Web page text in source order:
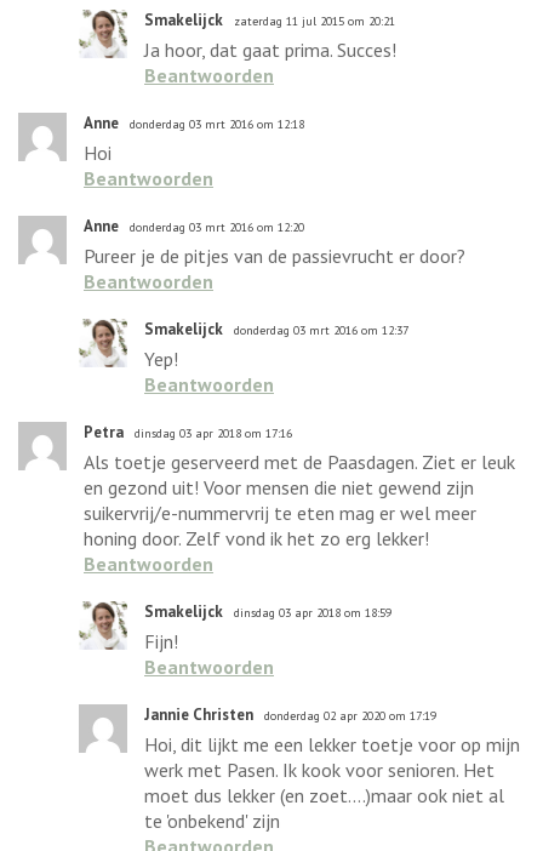
Smakelijck zaterdag 11 jul 2015 om 20:21
Ja hoor, dat gaat prima. Succes!
Beantwoorden
Anne donderdag 03 mrt 2016 om 12:18
Hoi
Beantwoorden
Anne donderdag 03 mrt 2016 om 12:20
Pureer je de pitjes van de passievrucht er door?
Beantwoorden
Smakelijck donderdag 03 mrt 2016 om 12:37
Yep!
Beantwoorden
Petra dinsdag 03 apr 2018 om 17:16
Als toetje geserveerd met de Paasdagen. Ziet er leuk
en gezond uit! Voor mensen die niet gewend zijn
suikervrij/e-nummervrij te eten mag er wel meer
honing door. Zelf vond ik het zo erg lekker!
Beantwoorden
Smakelijck dinsdag 03 apr 2018 om 18:59
Fijn!
Beantwoorden
Jannie Christen donderdag 02 apr 2020 om 17:19
Hoi, dit lijkt me een lekker toetje voor op mijn
werk met Pasen. Ik kook voor senioren. Het
moet dus lekker (en zoet....)maar ook niet al
te 'onbekend' zijn
Beantwoorden